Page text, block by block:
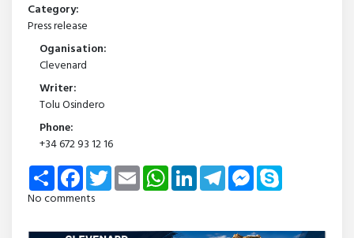
Category:
Press release
Oganisation:
Clevenard
Writer:
Tolu Osindero
Phone:
+34 672 93 12 16
Share FacebookTwitterEmail WhatsAppLinkedInTelegramMessenger
No comments